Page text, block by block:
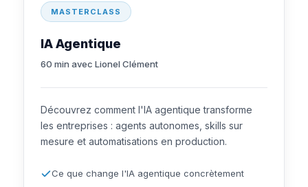
MASTERCLASS
IA Agentique
60 min avec Lionel Clément
Découvrez comment l'IA agentique transforme
les entreprises : agents autonomes, skills sur
mesure et automatisations en production.
Ce que change l'IA agentique concrètement